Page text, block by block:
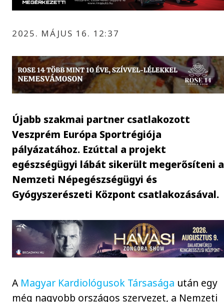
2025. MÁJUS 16. 12:37
Újabb szakmai partner csatlakozott
Veszprém Európa Sportrégiója
pályázatához. Ezúttal a projekt
egészségügyi lábát sikerült megerősíteni a
Nemzeti Népegészségügyi és
Gyógyszerészeti Központ csatlakozásával.
A Magyar Kardiológusok Társasága után egy
még nagyobb országos szervezet, a Nemzeti